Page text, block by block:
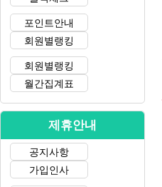
포인트안내
회원별랭킹
회원별랭킹
월간집계표
제휴안내
공지사항
가입인사